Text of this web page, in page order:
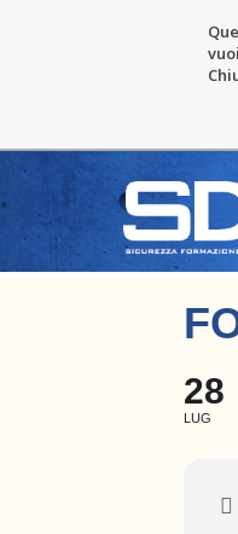
28
LUG